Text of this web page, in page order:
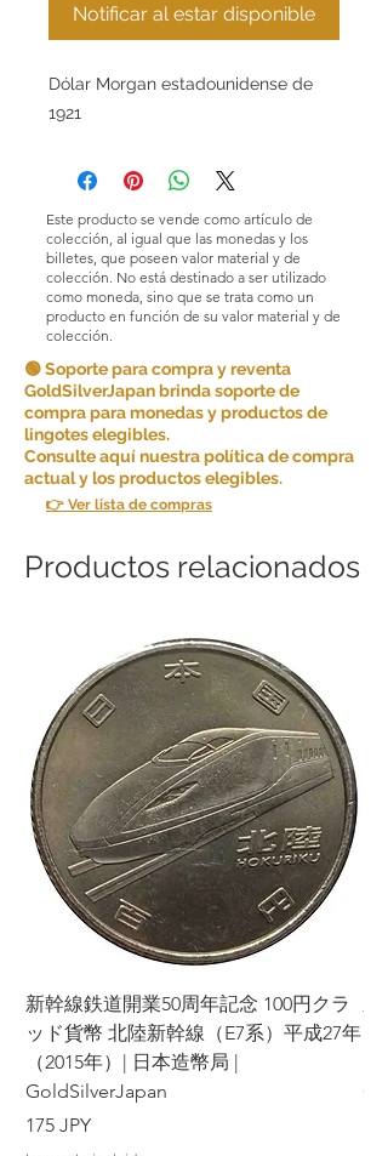
Notificar al estar disponible
Dólar Morgan estadounidense de
1921
Este producto se vende como artículo de
colección, al igual que las monedas y los
billetes, que poseen valor material y de
colección. No está destinado a ser utilizado
como moneda, sino que se trata como un
producto en función de su valor material y de
colección.
🟢 Soporte para compra y reventa
GoldSilverJapan brinda soporte de
compra para monedas y productos de
lingotes elegibles.
Consulte aquí nuestra política de compra
actual y los productos elegibles.
👉 Ver lista de compras
Productos relacionados
新幹線鉄道開業50周年記念 100円クラ
ッド貨幣 北陸新幹線（E7系）平成27年
（2015年）| 日本造幣局 |
GoldSilverJapan
Precio
175 JPY